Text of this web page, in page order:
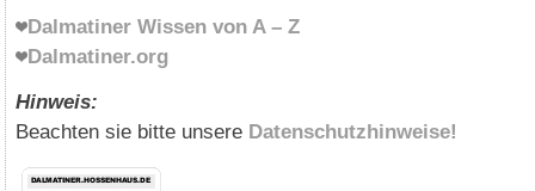
Dalmatiner Wissen von A – Z
Dalmatiner.org
Hinweis:
Beachten sie bitte unsere Datenschutzhinweise!